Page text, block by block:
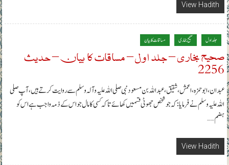
View Hadith
جلد اول صحیح بخاری مساقات کا بیان
صحیح بخاری – جلد اول – مساقات کا بیان – حدیث
2256
عبدان، ابوحمزہ، اعمش، شقیق، عبداللہ بن مسعود نبی صلی اللہ علیہ وآلہ وسلم سے روایت کرتے ہیں، آپ صلی
اللہ علیہ وسلم نے فرمایا: کہ جو شخص جھوٹی قسمیں کھائے تاکہ کسی کا مال جو اس کے ذمہ واجب ہے اس کو
ہضم……
View Hadith